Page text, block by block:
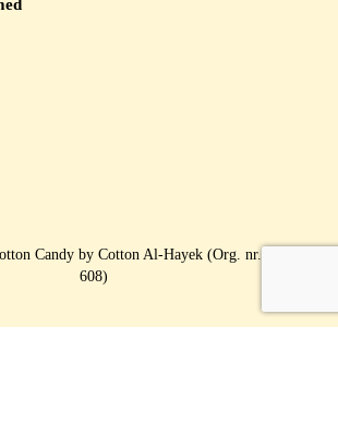
Candy by Cotton Al-Hayek (Org. nr. 919 397
608)